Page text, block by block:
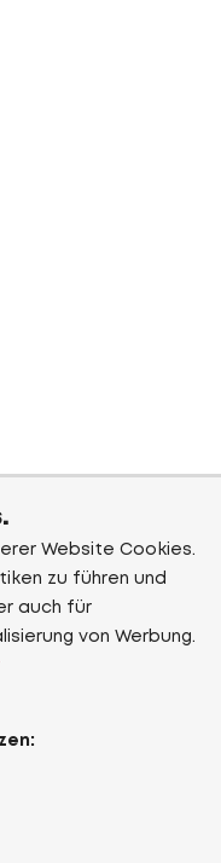
Website Cookies.
zu führen und
auch für
von Werbung.